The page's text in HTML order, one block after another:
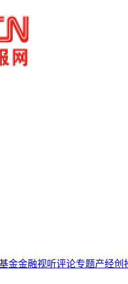
金金融视听评论专题产经创